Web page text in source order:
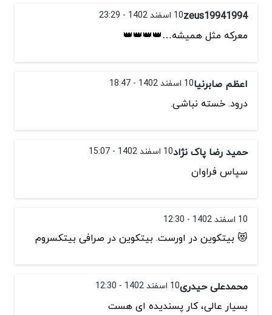
zeus1994199410 اسفند 1402 - 23:29
معرکه مثل همیشه…👑👑👑👑
اعظم صابرنیا10 اسفند 1402 - 18:47
درود. خسته نباشی.
حمید رضا پاک نژاد10 اسفند 1402 - 15:07
سپاس فراوان
10 اسفند 1402 - 12:30
😻 بیتکوین در اورست. بیتکوین در صرافی بیتکسروم
محمدعلی حیدری10 اسفند 1402 - 12:30
بسیار عالی، کار پسندیده ای هست